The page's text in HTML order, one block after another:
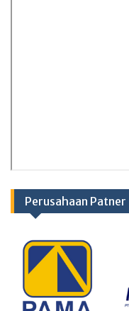
Perusahaan Patner